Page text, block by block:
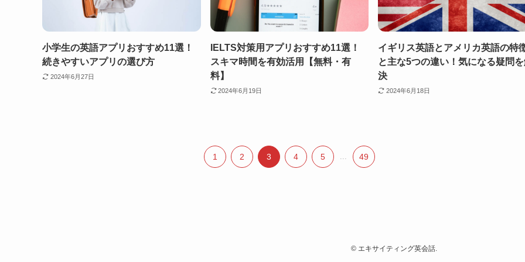
小学生の英語アプリおすすめ11選！
続きやすいアプリの選び方
2024年6月27日
IELTS対策用アプリおすすめ11選！
スキマ時間を有効活用【無料・有
料】
2024年6月19日
イギリス英語とアメリカ英語の特
と主な5つの違い！気になる疑問
決
2024年6月18日
1 2 3 4 5 49
©エキサイティング英会話.